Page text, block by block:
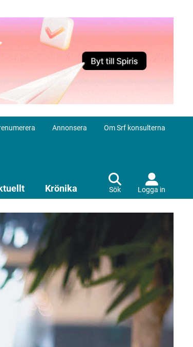
Annonsera Om Srf konsulterna
Krönika Sök Logga in